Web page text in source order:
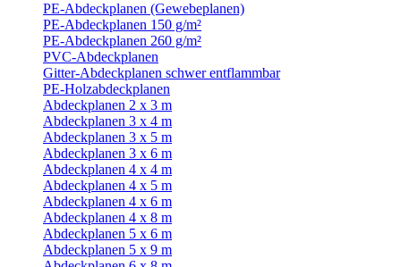
PE-Abdeckplanen (Gewebeplanen)
PE-Abdeckplanen 150 g/m²
PE-Abdeckplanen 260 g/m²
PVC-Abdeckplanen
Gitter-Abdeckplanen schwer entflammbar
PE-Holzabdeckplanen
Abdeckplanen 2 x 3 m
Abdeckplanen 3 x 4 m
Abdeckplanen 3 x 5 m
Abdeckplanen 3 x 6 m
Abdeckplanen 4 x 4 m
Abdeckplanen 4 x 5 m
Abdeckplanen 4 x 6 m
Abdeckplanen 4 x 8 m
Abdeckplanen 5 x 6 m
Abdeckplanen 5 x 9 m